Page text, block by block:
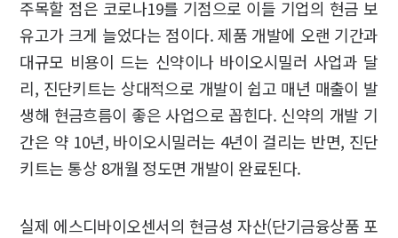
주목할 점은 코로나19를 기점으로 이들 기업의 현금 보
유고가 크게 늘었다는 점이다. 제품 개발에 오랜 기간과
대규모 비용이 드는 신약이나 바이오시밀러 사업과 달
리, 진단키트는 상대적으로 개발이 쉽고 매년 매출이 발
생해 현금흐름이 좋은 사업으로 꼽힌다. 신약의 개발 기
간은 약 10년, 바이오시밀러는 4년이 걸리는 반면, 진단
키트는 통상 8개월 정도면 개발이 완료된다.
실제 에스디바이오센서의 현금성 자산(단기금융상품 포